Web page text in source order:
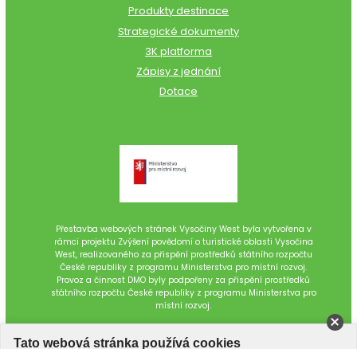
Produkty destinace
Strategické dokumenty
3K platforma
Zápisy z jednání
Dotace
Přestavba webových stránek Vysočiny West byla vytvořena v
rámci projektu Zvýšení povědomí o turistické oblasti Vysočina
West, realizovaného za přispění prostředků státního rozpočtu
České republiky z programu Ministerstva pro místní rozvoj.
Provoz a činnost DMO byly podpořeny za přispění prostředků
státního rozpočtu České republiky z programu Ministerstva pro
místní rozvoj.
Tato webová stránka používá cookies